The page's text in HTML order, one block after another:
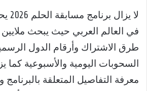
لا
في العالم العربي حيث يبحث
طرق الاشتراك وأرقام الدول
السحوبات اليومية والأسبوعية كما
معرفة التفاصيل المتعلقة